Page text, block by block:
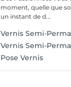
moment, quelle que
un instant de d...
Vernis Semi-
Vernis Semi-
Pose Vernis